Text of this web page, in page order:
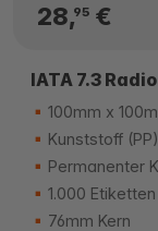
28,95€
IATA 7.3
100mm x
Kunststoff (PP)
Permanenter
1.000 Etiketten
76mm Kern